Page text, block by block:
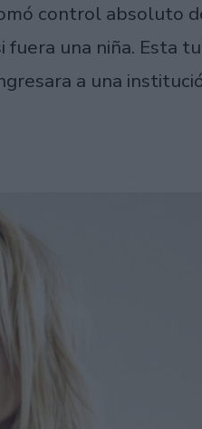
control absoluto
fuera una niña. Esta
a una